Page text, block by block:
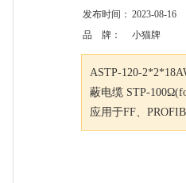
发布时间： 2023-08-16
品 牌：
小猫牌
ASTP-120-
蔽电缆 STP-
应用于FF、